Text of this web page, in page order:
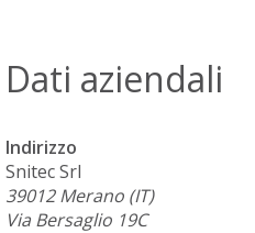
Dati aziendali
Indirizzo
Snitec Srl
39012 Merano (IT)
Via Bersaglio 19C